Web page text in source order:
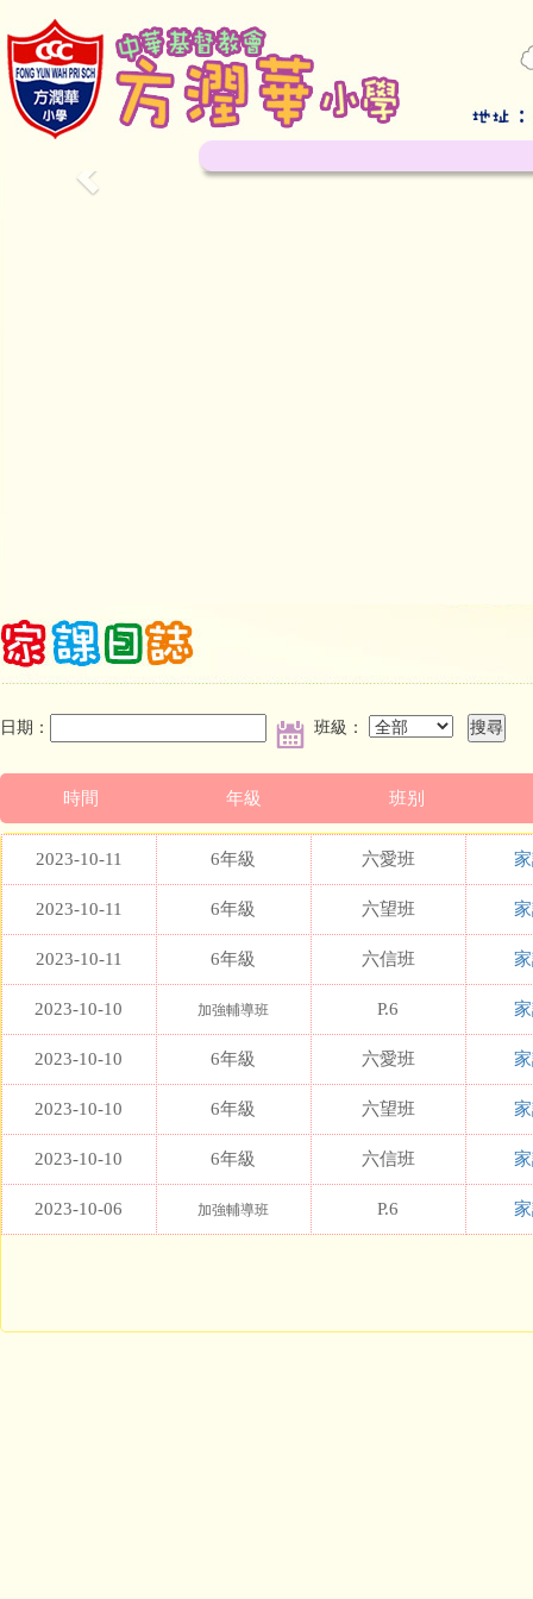
Previous
日期： 班級：
時間 年級 班别
2023-10-11 6年級 六愛班
2023-10-11 6年級 六望班
2023-10-11 6年級 六信班
2023-10-10 加強輔導班 P.6
2023-10-10 6年級 六愛班
2023-10-10 6年級 六望班
2023-10-10 6年級 六信班
2023-10-06 加強輔導班 P.6